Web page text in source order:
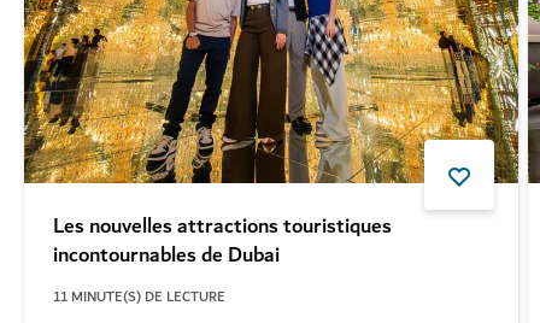
Les nouvelles attractions touristiques
incontournables de Dubai
11 MINUTE(S) DE LECTURE